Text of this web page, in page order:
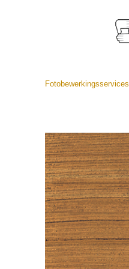
Fotobewerkingsservices